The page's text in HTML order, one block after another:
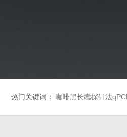
热门关键词： 咖啡黑长蠹探针法